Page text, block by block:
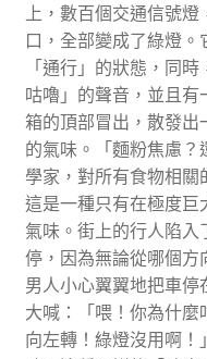
上，數百個交通信號
口，全部變成了綠燈
「通行」的狀態，同
咕嚕」的聲音，並且
箱的頂部冒出，散發
的氣味。「麵粉焦慮
學家，對所有食物相關
這是一種只有在極度巨
氣味。街上的行人陷
停，因為無論從哪個方
男人小心翼翼地把車
大喊：「喂！你為什
向左轉！綠燈沒用啊